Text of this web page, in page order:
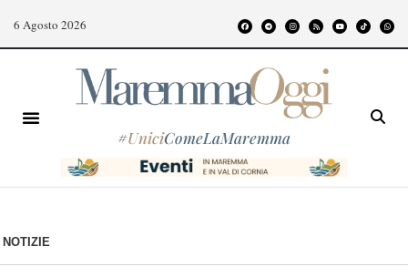
6 Agosto 2026
#UniciComeLaMaremma
NOTIZIE